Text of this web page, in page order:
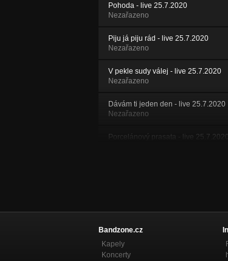
Pohoda - live 25.7.2020
Nezařazeno
Piju já piju rád - live 25.7.2020
Nezařazeno
V pekle sudy válej - live 25.7.2020
Nezařazeno
Dávám ti jeden den - live 25.7.2020
Nezařazeno
Porcelánový prasata - live 25.7.2020
Nezařazeno
Frau Vogelrauch - mobil - live
Nezařazeno
Bandzone.cz
Kapely
Koncerty